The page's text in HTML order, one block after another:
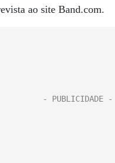
ao site Band.com.